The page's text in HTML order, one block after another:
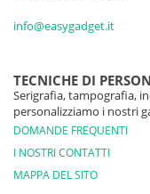
info@easygadget.it
TECNICHE DI
Serigrafia, tampografia,
personalizziamo i nostri
DOMANDE FREQUENTI
I NOSTRI CONTATTI
MAPPA DEL SITO